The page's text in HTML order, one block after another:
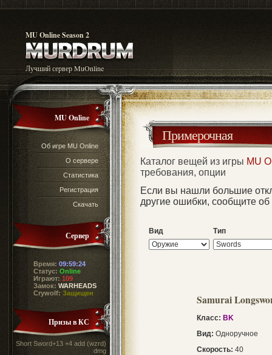
MU Online Season 2
Лучший сервер MuOnline
MU Online
Об игре MU Online
О сервере
Статистика
Регистрация
Скачать
Сервер
Время: 09:59:24
Статус: Online
Играют: 109
Замок: WARHEADS
Crywolf: Защищен
Призы в КС
Short Sword+13 +4 add (wzrd)
dmg
Примерочная
Каталог вещей из игры MU
требования, опции
Если вы нашли большие
другие ошибки, сообщите
Вид Тип
Samurai
Класс: BK
Вид: Одноручное
Скорость: 40